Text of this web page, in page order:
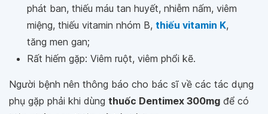
phát ban, thiếu máu tan huyết, nhiễm nấm, viêm
miệng, thiếu vitamin nhóm B, thiếu vitamin K,
tăng men gan;
Rất hiếm gặp: Viêm ruột, viêm phổi kẽ.
Người bệnh nên thông báo cho bác sĩ về các tác dụng
phụ gặp phải khi dùng thuốc Dentimex 300mg để có